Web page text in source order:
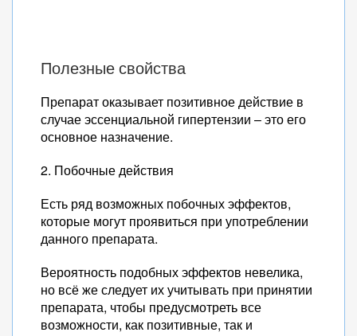
Полезные свойства
Препарат оказывает позитивное действие в
случае эссенциальной гипертензии – это его
основное назначение.
2. Побочные действия
Есть ряд возможных побочных эффектов,
которые могут проявиться при употреблении
данного препарата.
Вероятность подобных эффектов невелика,
но всё же следует их учитывать при принятии
препарата, чтобы предусмотреть все
возможности, как позитивные, так и